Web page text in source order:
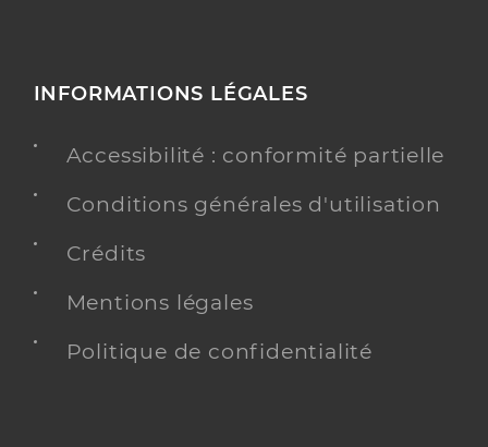
INFORMATIONS LÉGALES
Accessibilité : conformité partielle
Conditions générales d'utilisation
Crédits
Mentions légales
Politique de confidentialité